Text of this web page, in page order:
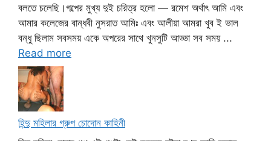
বলতে চলেছি।গল্পের মুখ্য দুই চরিত্র হলো — রমেশ অর্থাৎ আমি এবং
আমার কলেজের বান্ধবী নুসরাত আমিঃ এবং আলীয়া আমরা খুব ই ভাল
বন্ধু ছিলাম সবসময় একে অপরের সাথে খুনসুটি আড্ডা সব সময় ...
Read more
হিন্দু মহিলার গ্রুপ চোদোন কাহিনী